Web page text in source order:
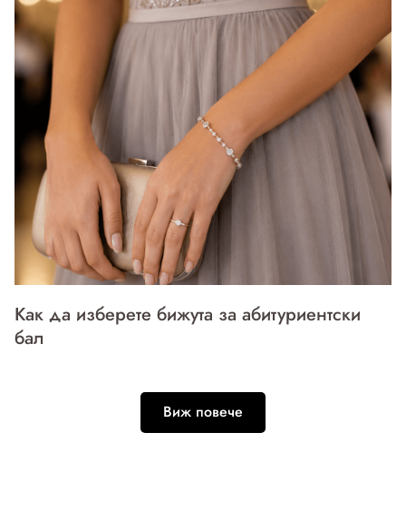
Как да изберете бижута за абитуриентски
бал
Виж повече